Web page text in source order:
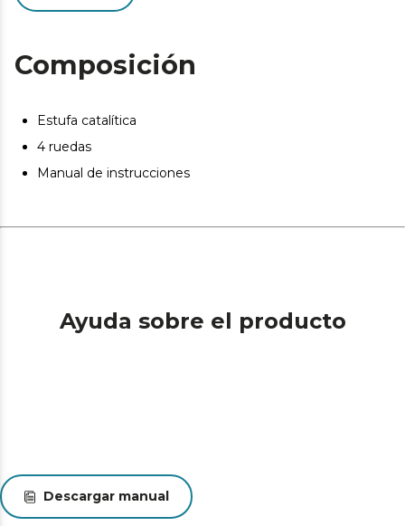
primaria. Este producto está indicado únicamente en
Composición
Estufa catalítica
4 ruedas
Manual de instrucciones
Ayuda sobre el producto
Descargar manual